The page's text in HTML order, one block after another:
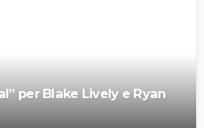
per Blake Lively e Ryan